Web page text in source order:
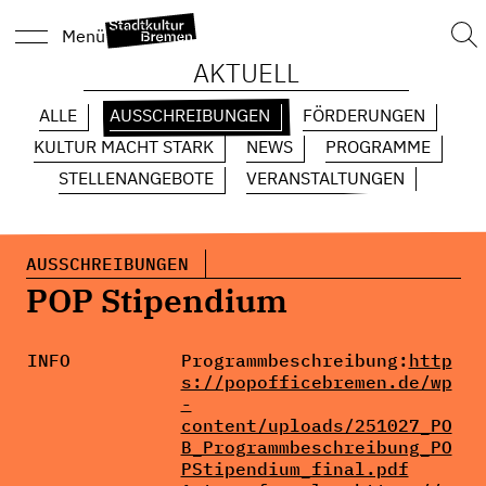
Menü
AKTUELL
ALLE AUSSCHREIBUNGEN
FÖRDERUNGEN
KULTUR MACHT STARK
NEWS
PROGRAMME
STELLENANGEBOTE
VERANSTALTUNGEN
AUSSCHREIBUNGEN
POP Stipendium
INFO Programmbeschreibung: http
s://popofficebremen.de/wp
-
content/uploads/251027_PO
B_Programmbeschreibung_PO
PStipendium_final.pdf